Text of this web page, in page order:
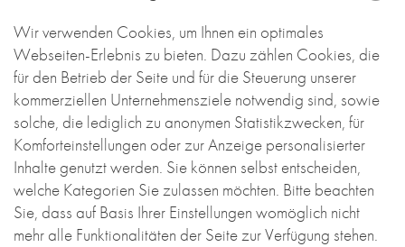
Wir verwenden Cookies, um Ihnen ein optimales
Webseiten-Erlebnis zu bieten. Dazu zählen Cookies, die
für den Betrieb der Seite und für die Steuerung unserer
kommerziellen Unternehmensziele notwendig sind, sowie
solche, die lediglich zu anonymen Statistikzwecken, für
Komforteinstellungen oder zur Anzeige personalisierter
Inhalte genutzt werden. Sie können selbst entscheiden,
welche Kategorien Sie zulassen möchten. Bitte beachten
Sie, dass auf Basis Ihrer Einstellungen womöglich nicht
mehr alle Funktionalitäten der Seite zur Verfügung stehen.